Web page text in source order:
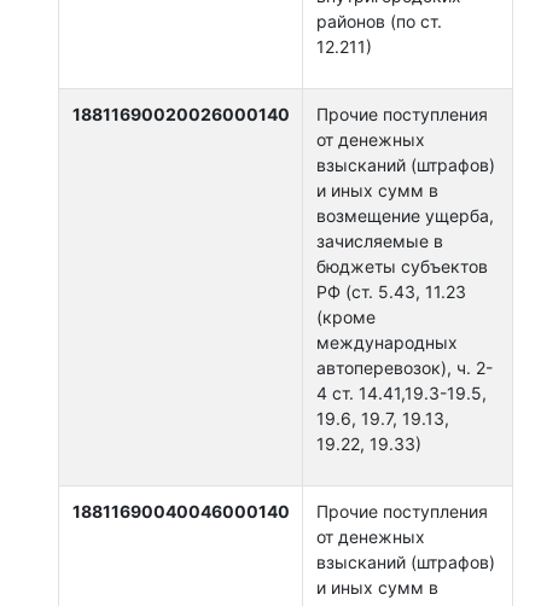
районов (по ст.
12.211)
18811690020026000140
Прочие поступления
от денежных
взысканий (штрафов)
и иных сумм в
возмещение ущерба,
зачисляемые в
бюджеты субъектов
РФ (ст. 5.43, 11.23
(кроме
международных
автоперевозок), ч. 2-
4 ст. 14.41,19.3-19.5,
19.6, 19.7, 19.13,
19.22, 19.33)
18811690040046000140
Прочие поступления
от денежных
взысканий (штрафов)
и иных сумм в